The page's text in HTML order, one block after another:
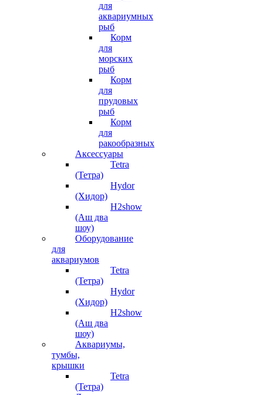
для
аквариумных
рыб
Корм
для
морских
рыб
Корм
для
прудовых
рыб
Корм
для
ракообразных
Аксессуары
Tetra
(Тетра)
Hydor
(Хидор)
H2show
(Аш два
шоу)
Оборудование
для
аквариумов
Tetra
(Тетра)
Hydor
(Хидор)
H2show
(Аш два
шоу)
Аквариумы,
тумбы,
крышки
Tetra
(Тетра)